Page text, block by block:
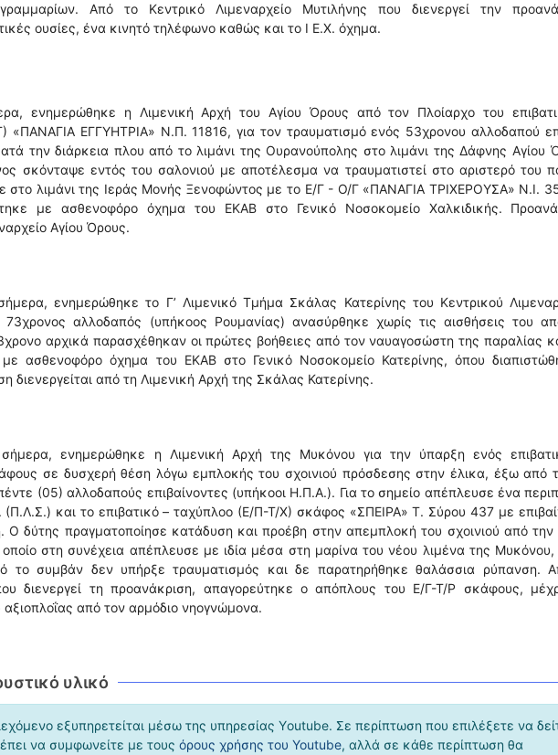
Από το Κεντρικό Λιμεναρχείο Μυτιλήνης που διενεργεί την
ουσίες, ένα κινητό τηλέφωνο καθώς και το Ι Ε.Χ. όχημα.
ενημερώθηκε η Λιμενική Αρχή του Αγίου Όρους από τον Πλοίαρχο του
ΕΓΓΥΗΤΡΙΑ» Ν.Π. 11816, για τον τραυματισμό ενός 53χρονου αλλοδαπού
την διάρκεια πλου από το λιμάνι της Ουρανούπολης στο λιμάνι της Δάφνης Αγίου
σκόνταψε εντός του σαλονιού με αποτέλεσμα να τραυματιστεί στο αριστερό του
στο λιμάνι της Ιεράς Μονής Ξενοφώντος με το Ε/Γ - Ο/Γ «ΠΑΝΑΓΙΑ ΤΡΙΧΕΡΟΥΣΑ» Ν.Ι.
με ασθενοφόρο όχημα του ΕΚΑΒ στο Γενικό Νοσοκομείο Χαλκιδικής.
Αγίου Όρους.
ενημερώθηκε το Γ’ Λιμενικό Τμήμα Σκάλας Κατερίνης του Κεντρικού
73χρονος αλλοδαπός (υπήκοος Ρουμανίας) ανασύρθηκε χωρίς τις αισθήσεις του
αρχικά παρασχέθηκαν οι πρώτες βοήθειες από τον ναυαγοσώστη της παραλίας
με ασθενοφόρο όχημα του ΕΚΑΒ στο Γενικό Νοσοκομείο Κατερίνης, όπου
διενεργείται από τη Λιμενική Αρχή της Σκάλας Κατερίνης.
ενημερώθηκε η Λιμενική Αρχή της Μυκόνου για την ύπαρξη ενός
σε δυσχερή θέση λόγω εμπλοκής του σχοινιού πρόσδεσης στην έλικα, έξω από
(05) αλλοδαπούς επιβαίνοντες (υπήκοοι Η.Π.Α.). Για το σημείο απέπλευσε ένα
και το επιβατικό – ταχύπλοο (Ε/Π-Τ/Χ) σκάφος «ΣΠΕΙΡΑ» Τ. Σύρου 437 με
Ο δύτης πραγματοποίησε κατάδυση και προέβη στην απεμπλοκή του σχοινιού από την
στη συνέχεια απέπλευσε με ιδία μέσα στη μαρίνα του νέου λιμένα της
το συμβάν δεν υπήρξε τραυματισμός και δε παρατηρήθηκε θαλάσσια ρύπανση.
διενεργεί τη προανάκριση, απαγορεύτηκε ο απόπλους του Ε/Γ-Τ/Ρ σκάφους,
από τον αρμόδιο νηογνώμονα.
υλικό
εξυπηρετείται μέσω της υπηρεσίας Υoutube. Σε περίπτωση που επιλέξετε να
να συμφωνείτε με τους όρους χρήσης του Youtube, αλλά σε κάθε περίπτωση θα